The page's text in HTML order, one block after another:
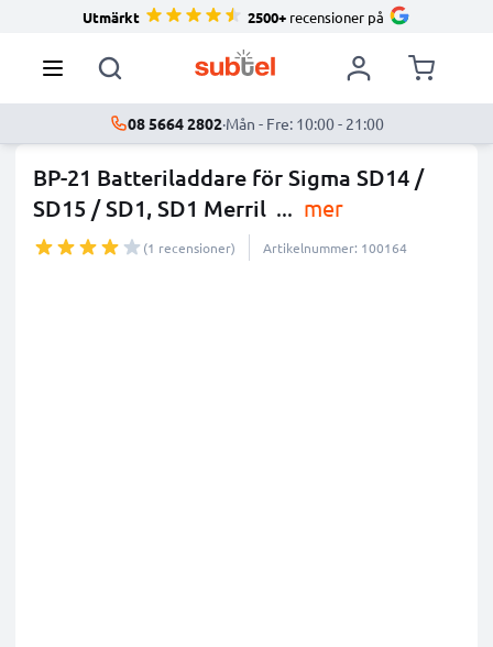
Utmärkt 2500+ recensioner på
08 5664 2802·Mån - Fre: 10:00 - 21:00
BP-21 Batteriladdare för Sigma SD14 /
SD15 / SD1, SD1 Merril ... mer
(1 recensioner) Artikelnummer: 100164